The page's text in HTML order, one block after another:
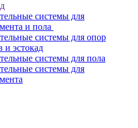
системы для
и пола
системы для опор
и эстокад
системы для пола
системы для